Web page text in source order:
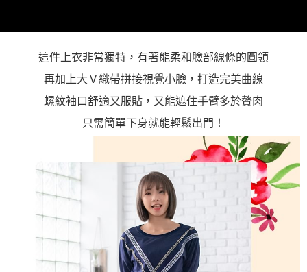
這件上衣非常獨特，有著能柔和臉部線條的圓領
再加上大Ｖ織帶拼接視覺小臉，打造完美曲線
螺紋袖口舒適又服貼，又能遮住手臂多於贅肉
只需簡單下身就能輕鬆出門！